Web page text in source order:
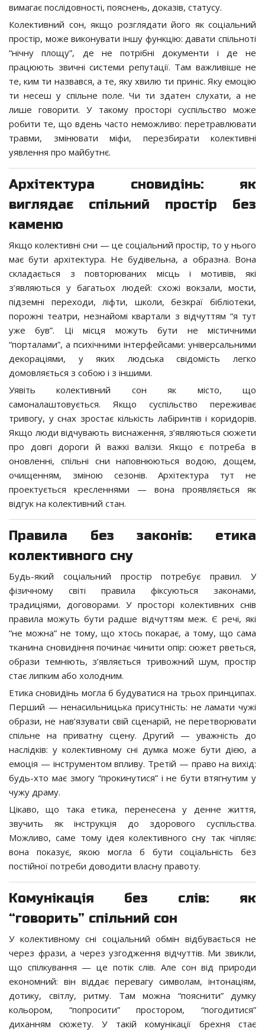
вимагає послідовності, пояснень, доказів, статусу.
Колективний сон, якщо розглядати його як соціальний
простір, може виконувати іншу функцію: давати спільноті
“нічну площу”, де не потрібні документи і де не
працюють звичні системи репутації. Там важливіше не
те, ким ти назвався, а те, яку хвилю ти приніс. Яку емоцію
ти несеш у спільне поле. Чи ти здатен слухати, а не
лише говорити. У такому просторі суспільство може
робити те, що вдень часто неможливо: перетравлювати
травми, змінювати міфи, перезбирати колективні
уявлення про майбутнє.
Архітектура сновидінь: як
виглядає спільний простір без
каменю
Якщо колективні сни — це соціальний простір, то у нього
має бути архітектура. Не будівельна, а образна. Вона
складається з повторюваних місць і мотивів, які
з’являються у багатьох людей: схожі вокзали, мости,
підземні переходи, ліфти, школи, безкраї бібліотеки,
порожні театри, незнайомі квартали з відчуттям “я тут
уже був”. Ці місця можуть бути не містичними
“порталами”, а психічними інтерфейсами: універсальними
декораціями, у яких людська свідомість легко
домовляється з собою і з іншими.
Уявіть колективний сон як місто, що
самоналаштовується. Якщо суспільство переживає
тривогу, у снах зростає кількість лабіринтів і коридорів.
Якщо люди відчувають виснаження, з’являються сюжети
про довгі дороги й важкі валізи. Якщо є потреба в
оновленні, спільні сни наповнюються водою, дощем,
очищенням, зміною сезонів. Архітектура тут не
проектується кресленнями — вона проявляється як
відгук на колективний стан.
Правила без законів: етика
колективного сну
Будь-який соціальний простір потребує правил. У
фізичному світі правила фіксуються законами,
традиціями, договорами. У просторі колективних снів
правила можуть бути радше відчуттям меж. Є речі, які
“не можна” не тому, що хтось покарає, а тому, що сама
тканина сновидіння починає чинити опір: сюжет рветься,
образи темніють, з’являється тривожний шум, простір
стає липким або холодним.
Етика сновидінь могла б будуватися на трьох принципах.
Перший — ненасильницька присутність: не ламати чужі
образи, не нав’язувати свій сценарій, не перетворювати
спільне на приватну сцену. Другий — уважність до
наслідків: у колективному сні думка може бути дією, а
емоція — інструментом впливу. Третій — право на вихід:
будь-хто має змогу “прокинутися” і не бути втягнутим у
чужу драму.
Цікаво, що така етика, перенесена у денне життя,
звучить як інструкція до здорового суспільства.
Можливо, саме тому ідея колективного сну так чіпляє:
вона показує, якою могла б бути соціальність без
постійної потреби доводити власну правоту.
Комунікація без слів: як
“говорить” спільний сон
У колективному сні соціальний обмін відбувається не
через фрази, а через узгодження відчуттів. Ми звикли,
що спілкування — це потік слів. Але сон від природи
економний: він віддає перевагу символам, інтонаціям,
дотику, світлу, ритму. Там можна “пояснити” думку
кольором, “попросити” простором, “погодитися”
диханням сюжету. У такій комунікації брехня стає